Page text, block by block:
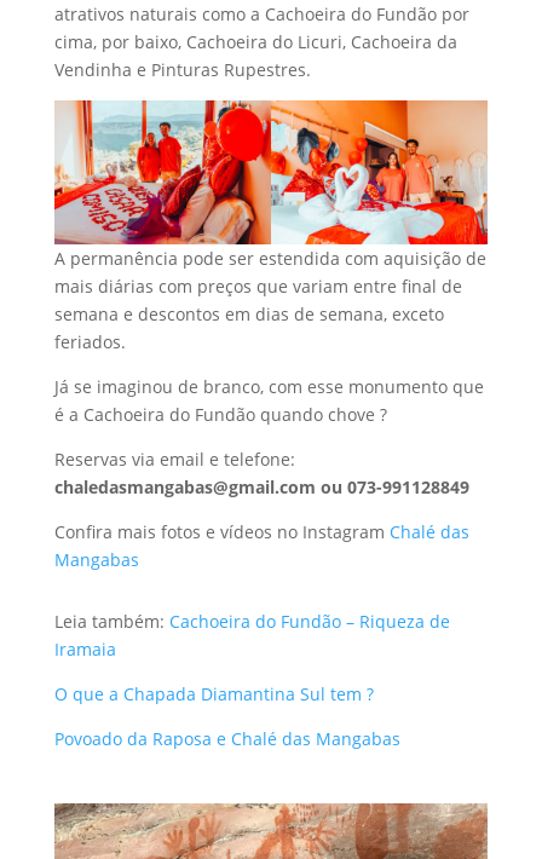
atrativos naturais como a Cachoeira do Fundão por
cima, por baixo, Cachoeira do Licuri, Cachoeira da
Vendinha e Pinturas Rupestres.
A permanência pode ser estendida com aquisição de
mais diárias com preços que variam entre final de
semana e descontos em dias de semana, exceto
feriados.
Já se imaginou de branco, com esse monumento que
é a Cachoeira do Fundão quando chove ?
Reservas via email e telefone:
chaledasmangabas@gmail.com ou 073-991128849
Confira mais fotos e vídeos no Instagram Chalé das
Mangabas
Leia também: Cachoeira do Fundão – Riqueza de
Iramaia
O que a Chapada Diamantina Sul tem ?
Povoado da Raposa e Chalé das Mangabas